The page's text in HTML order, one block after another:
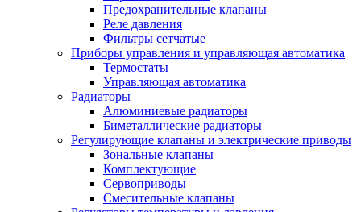
Предохранительные клапаны
Реле давления
Фильтры сетчатые
Приборы управления и управляющая автоматика
Термостаты
Управляющая автоматика
Радиаторы
Алюминиевые радиаторы
Биметаллические радиаторы
Регулирующие клапаны и электрические приводы
Зональные клапаны
Комплектующие
Сервоприводы
Смесительные клапаны